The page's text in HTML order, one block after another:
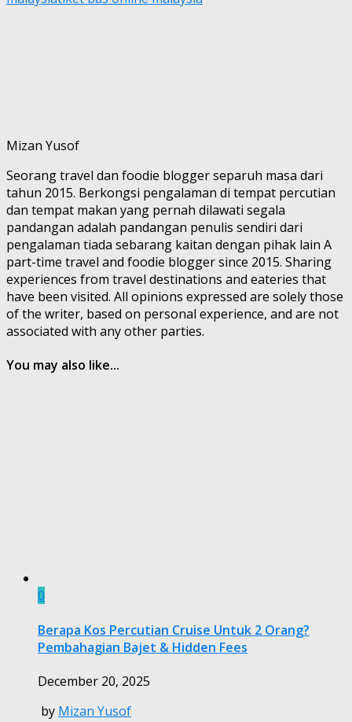
Mizan Yusof
Seorang travel dan foodie blogger separuh masa dari
tahun 2015. Berkongsi pengalaman di tempat percutian
dan tempat makan yang pernah dilawati segala
pandangan adalah pandangan penulis sendiri dari
pengalaman tiada sebarang kaitan dengan pihak lain A
part-time travel and foodie blogger since 2015. Sharing
experiences from travel destinations and eateries that
have been visited. All opinions expressed are solely those
of the writer, based on personal experience, and are not
associated with any other parties.
You may also like...
0
Berapa Kos Percutian Cruise Untuk 2 Orang?
Pembahagian Bajet & Hidden Fees
December 20, 2025
by Mizan Yusof